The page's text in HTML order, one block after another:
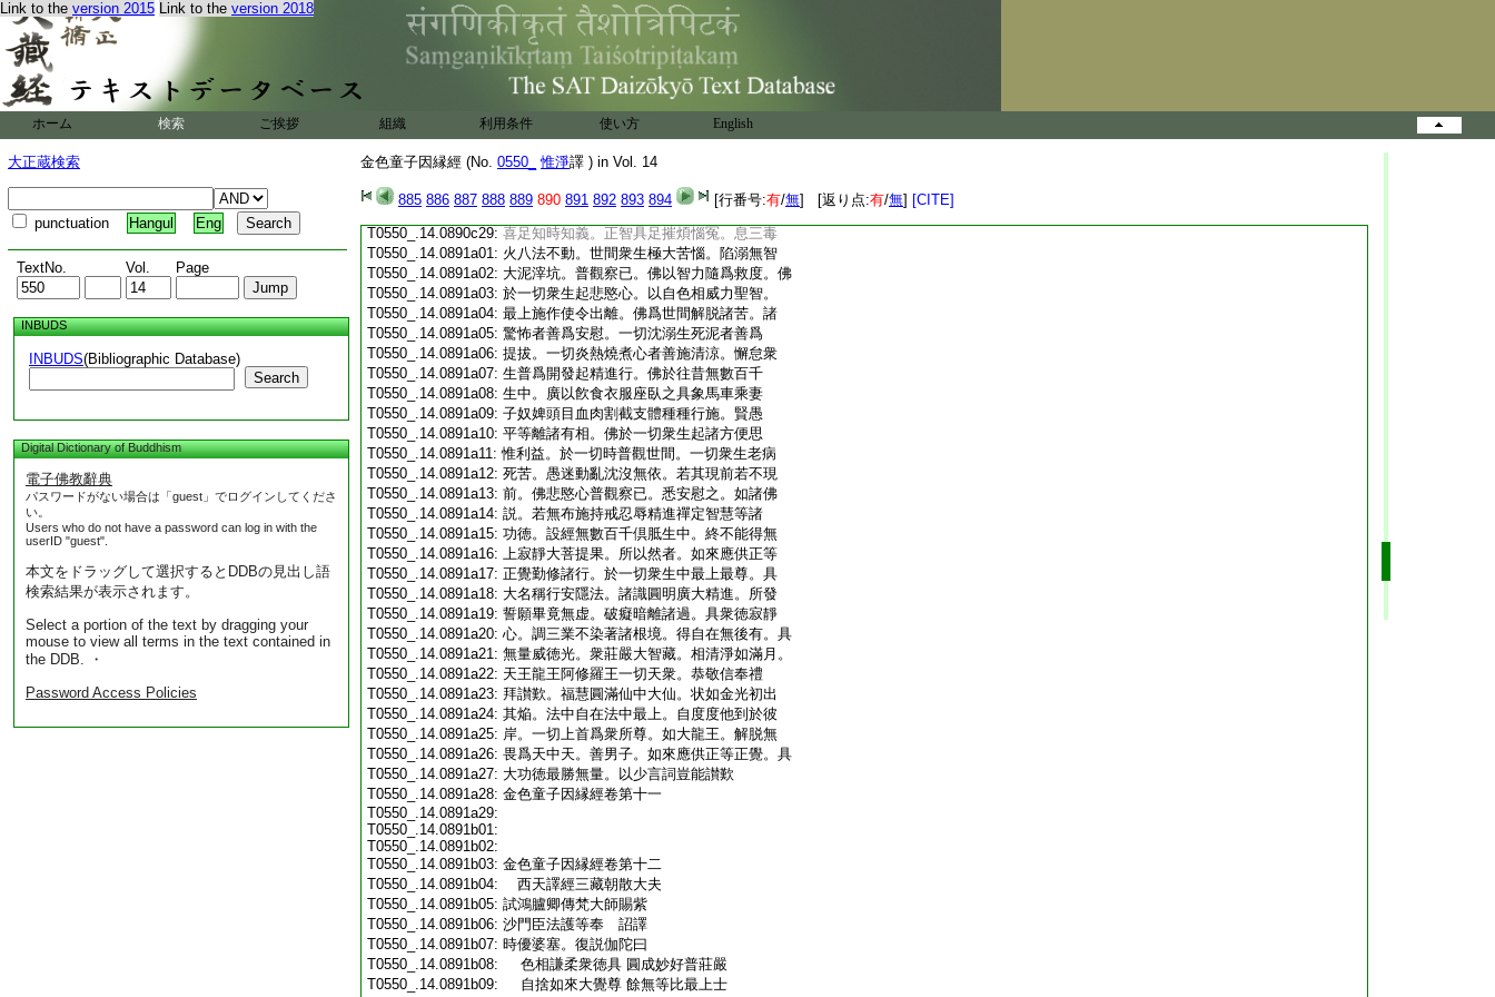
Link to the version 2015 Link to the version 2018
ホーム 検索 ご挨拶 組織 利用条件 使い方 English
大正蔵検索
punctuation Hangul Eng
TextNo. Vol. Page
INBUDS
INBUDS(Bibliographic Database)
Search
Digital Dictionary of Buddhism
電子佛教辭典
パスワードがない場合は「guest」でログインしてくださ
い。
Users who do not have a password can log in with the
userID "guest".
本文をドラッグして選択するとDDBの見出し語
検索結果が表示されます。
Select a portion of the text by dragging your
mouse to view all terms in the text contained in
the DDB. ・
Password Access Policies
金色童子因縁經 (No. 0550_ 惟淨譯 ) in Vol. 14
885 886 887 888 889 890 891 892 893 894 [行番号:有/無] [返り点:有/無] [CITE]
T0550_.14.0890c18:幢。大勇利語。大福徳藏。大法本源。大聖導
T0550_.14.0890c19: 師。大法荷擔。大法聞持。大施福田。梵王帝
T0550_.14.0890c20:釋恭敬供養。勝出世間利益衆生。一切最上。
T0550_.14.0890c21:
諸漏已盡息苦邊際。是大阿羅漢廣大明了
一切法律自在無畏。諸論議中問答最勝。不
T0550_.14.0890c23:爲一切過失染汚。開發一切勝妙之義。於諸
T0550_.14.0890c24:色相戒行禪定精進智慧。雖復圓具無所取
T0550_.14.0890c25:著。説法無礙。脱諸苦惱離諸戲論。爲他開
T0550_.14.0890c26:示損益之法。大慈方便普施衆生。具淨勝解
T0550_.14.0890c27:以無上法開示調伏。爲大醫王善療衆病。具
自然智三界特尊。身相敦肅無量威光。少欲
T0550_.14.0890c29: 喜足知時知義。正智具足摧煩惱冤。息三毒
T0550_.14.0891a01: 火八法不動。世間衆生極大苦惱。陷溺無智
T0550_.14.0891a02: 大泥滓坑。普觀察已。佛以智力隨爲救度。佛
T0550_.14.0891a03: 於一切衆生起悲愍心。以自色相威力聖智。
T0550_.14.0891a04: 最上施作使令出離。佛爲世間解脱諸苦。諸
T0550_.14.0891a05: 驚怖者善爲安慰。一切沈溺生死泥者善爲
T0550_.14.0891a06: 提拔。一切炎熱燒煮心者善施清涼。懈怠衆
T0550_.14.0891a07: 生普爲開發起精進行。佛於往昔無數百千
T0550_.14.0891a08: 生中。廣以飮食衣服座臥之具象馬車乘妻
T0550_.14.0891a09: 子奴婢頭目血肉割截支體種種行施。賢愚
T0550_.14.0891a10: 平等離諸有相。佛於一切衆生起諸方便思
T0550_.14.0891a11:惟利益。於一切時普觀世間。一切衆生老病
T0550_.14.0891a12: 死苦。愚迷動亂沈沒無依。若其現前若不現
T0550_.14.0891a13: 前。佛悲愍心普觀察已。悉安慰之。如諸佛
T0550_.14.0891a14: 説。若無布施持戒忍辱精進禪定智慧等諸
T0550_.14.0891a15: 功徳。設經無數百千倶胝生中。終不能得無
T0550_.14.0891a16: 上寂靜大菩提果。所以然者。如來應供正等
T0550_.14.0891a17: 正覺勤修諸行。於一切衆生中最上最尊。具
T0550_.14.0891a18: 大名稱行安隱法。諸識圓明廣大精進。所發
T0550_.14.0891a19: 誓願畢竟無虚。破癡暗離諸過。具衆徳寂靜
T0550_.14.0891a20: 心。調三業不染著諸根境。得自在無後有。具
T0550_.14.0891a21: 無量威徳光。衆莊嚴大智藏。相清淨如滿月。
T0550_.14.0891a22: 天王龍王阿修羅王一切天衆。恭敬信奉禮
T0550_.14.0891a23: 拜讃歎。福慧圓滿仙中大仙。状如金光初出
T0550_.14.0891a24: 其焔。法中自在法中最上。自度度他到於彼
T0550_.14.0891a25: 岸。一切上首爲衆所尊。如大龍王。解脱無
T0550_.14.0891a26: 畏爲天中天。善男子。如來應供正等正覺。具
T0550_.14.0891a27: 大功徳最勝無量。以少言詞豈能讃歎
T0550_.14.0891a28: 金色童子因縁經卷第十一
T0550_.14.0891a29:
T0550_.14.0891b01:
T0550_.14.0891b02:
T0550_.14.0891b03: 金色童子因縁經卷第十二
T0550_.14.0891b04:
西天譯經三藏朝散大夫
T0550_.14.0891b05: 試鴻臚卿傳梵大師賜紫
T0550_.14.0891b06: 沙門臣法護等奉 詔譯
T0550_.14.0891b07: 時優婆塞。復説伽陀曰
T0550_.14.0891b08:
色相謙柔衆徳具 圓成妙好普莊嚴
T0550_.14.0891b09:
自捨如來大覺尊 餘無等比最上士